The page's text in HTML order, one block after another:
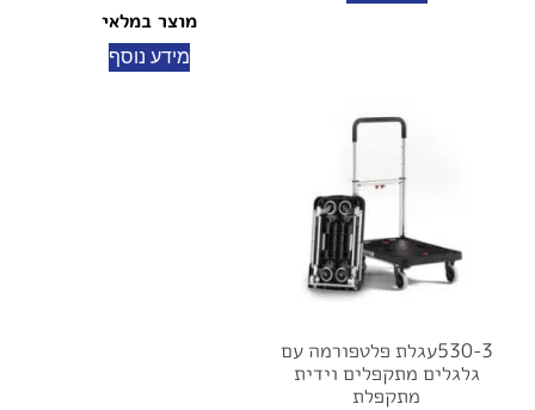
מוצר במלאי
מידע נוסף
530-3עגלת פלטפורמה עם
גלגלים מתקפלים וידית
מתקפלת